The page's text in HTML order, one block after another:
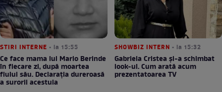
STIRI INTERNE • la 15:55
Ce face mama lui Mario Berinde
în fiecare zi, după moartea
fiului său. Declarația dureroasă
a surorii acestuia
SHOWBIZ INTERN • la 15:32
Gabriela Cristea și-a schimbat
look-ul. Cum arată acum
prezentatoarea TV